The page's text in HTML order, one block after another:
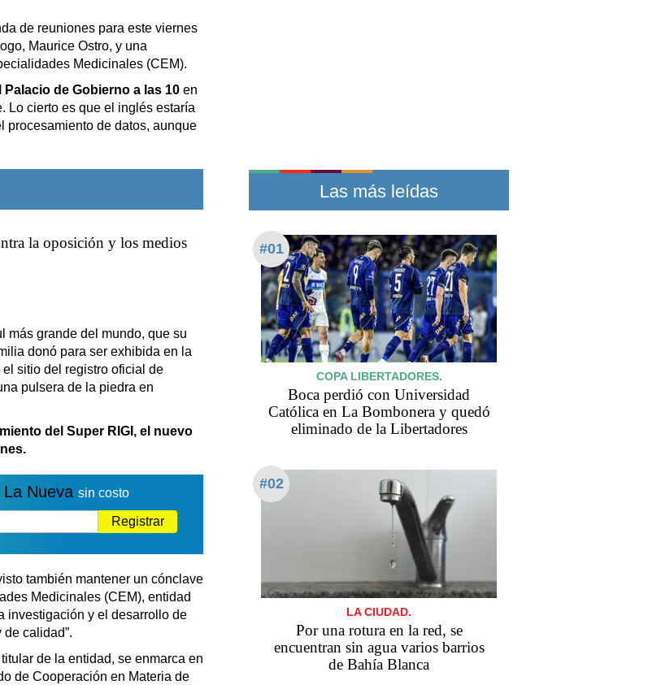
urgencia
de reuniones para este viernes
Maurice Ostro, y una
Medicinales (CEM).
de Gobierno a las 10 en
Lo cierto es que el inglés estaría
procesamiento de datos, aunque
la oposición y los medios
más grande del mundo, que su
donó para ser exhibida en la
sitio del registro oficial de
pulsera de la piedra en
del Super RIGI, el nuevo
Nueva sin costo
Registrar
también mantener un cónclave
Medicinales (CEM), entidad
investigación y el desarrollo de
calidad”.
de la entidad, se enmarca en
de Cooperación en Materia de
Las más leídas
#01
COPA LIBERTADORES.
Boca perdió con Universidad
Católica en La Bombonera y quedó
eliminado de la Libertadores
#02
LA CIUDAD.
Por una rotura en la red, se
encuentran sin agua varios barrios
de Bahía Blanca